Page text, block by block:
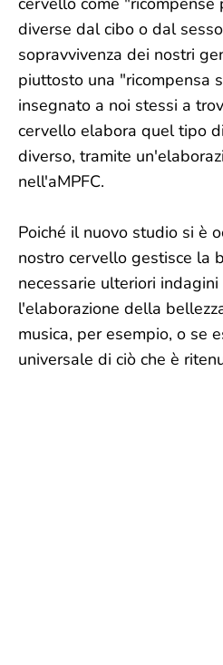
diverse dal cibo o dal
sopravvivenza dei nostri
piuttosto una "ricompensa
insegnato a noi stessi a
cervello elabora quel tipo
diverso, tramite
nell'aMPFC.
Poiché il nuovo studio si è
nostro cervello gestisce la
necessarie ulteriori
l'elaborazione della
musica, per esempio, o se
universale di ciò che è